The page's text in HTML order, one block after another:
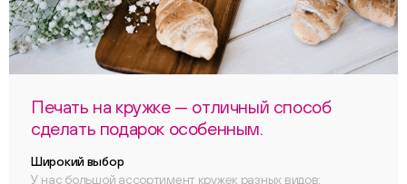
Печать на кружке — отличный способ
сделать подарок особенным.
Широкий выбор
У нас большой ассортимент кружек разных видов: